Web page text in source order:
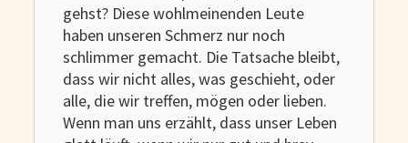
gehst? Diese wohlmeinenden Leute
haben unseren Schmerz nur noch
schlimmer gemacht. Die Tatsache bleibt,
dass wir nicht alles, was geschieht, oder
alle, die wir treffen, mögen oder lieben.
Wenn man uns erzählt, dass unser Leben